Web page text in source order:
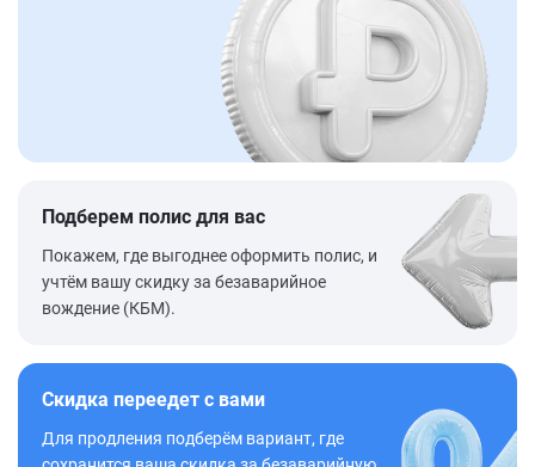
Подберем полис для вас
Покажем, где выгоднее оформить полис, и
учтём вашу скидку за безаварийное
вождение (КБМ).
Скидка переедет с вами
Для продления подберём вариант, где